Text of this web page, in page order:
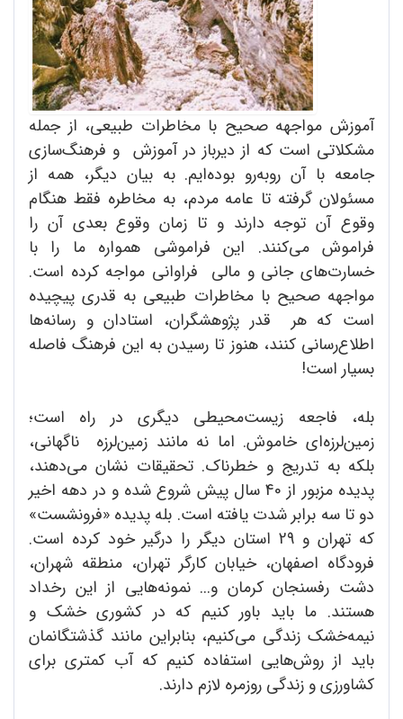
آموزش مواجهه صحیح با مخاطرات طبیعی، از جمله
مشکلاتی است که از دیرباز در آموزش و فرهنگ‌سازی
جامعه با آن روبه‌رو بوده‌ایم. به بیان دیگر، همه از
مسئولان گرفته تا عامه مردم، به مخاطره فقط هنگام
وقوع آن توجه دارند و تا زمان وقوع بعدی آن را
فراموش می‌کنند. این فراموشی همواره ما را با
خسارت‌های جانی و مالی فراوانی مواجه کرده است.
مواجهه صحیح با مخاطرات طبیعی به قدری پیچیده
است که هر قدر پژوهشگران، استادان و رسانه‌ها
اطلاع‌رسانی کنند، هنوز تا رسیدن به این فرهنگ فاصله
بسیار است!
بله، فاجعه زیست‌محیطی دیگری در راه است؛
زمین‌لرزه‌ای خاموش. اما نه مانند زمین‌لرزه ناگهانی،
بلکه به تدریج و خطرناک. تحقیقات نشان می‌دهند،
پدیده مزبور از 40 سال پیش شروع شده و در دهه اخیر
دو تا سه برابر شدت یافته است. بله پدیده «فرونشست»
که تهران و 29 استان دیگر را درگیر خود کرده است.
فرودگاه اصفهان، خیابان کارگر تهران، منطقه شهران،
دشت رفسنجان کرمان و... نمونه‌هایی از این رخداد
هستند. ما باید باور کنیم که در کشوری خشک و
نیمه‌خشک زندگی می‌کنیم، بنابراین مانند گذشتگانمان
باید از روش‌هایی استفاده کنیم که آب کمتری برای
کشاورزی و زندگی روزمره لازم دارند.